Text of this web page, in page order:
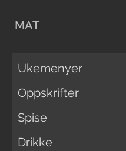
MAT
Ukemenyer
Oppskrifter
Spise
Drikke